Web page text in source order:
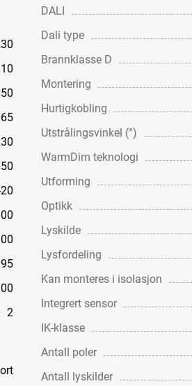
10
65
95
2
DALI
Dali type
Brannklasse D
Montering
Hurtigkobling
Utstrålingsvinkel (°)
WarmDim teknologi
Utforming
Optikk
Lyskilde
Lysfordeling
Kan monteres i isolasjon
Integrert sensor
IK-klasse
Antall poler
Antall lyskilder